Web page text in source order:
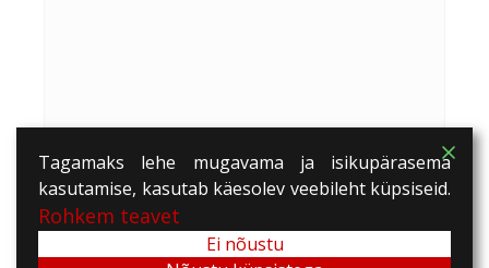
Tagamaks lehe mugavama ja isikupärasema
kasutamise, kasutab käesolev veebileht küpsiseid.
Rohkem teavet
Ei nõustu